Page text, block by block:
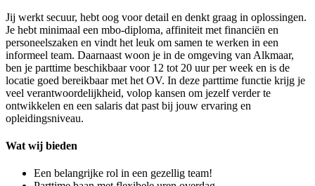
Jij werkt secuur, hebt oog voor detail en denkt graag in oplossingen.
Je hebt minimaal een mbo-diploma, affiniteit met financiën en
personeelszaken en vindt het leuk om samen te werken in een
informeel team. Daarnaast woon je in de omgeving van Alkmaar,
ben je parttime beschikbaar voor 12 tot 20 uur per week en is de
locatie goed bereikbaar met het OV. In deze parttime functie krijg je
veel verantwoordelijkheid, volop kansen om jezelf verder te
ontwikkelen en een salaris dat past bij jouw ervaring en
opleidingsniveau.
Wat wij bieden
Een belangrijke rol in een gezellig team!